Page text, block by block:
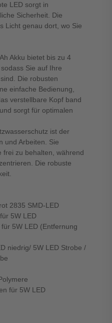
LED sorgt in
Sicherheit. Die
Licht genau dort, wo Sie
Akku bietet bis zu 4
Sie auf Ihre
Die robusten
einfache Bedienung,
verstellbare Kopf band
sorgt für optimalen
ist der
und Arbeiten. Sie
frei zu behalten, während
Die robuste
2835 SMD-LED
5W LED
5W LED (Entfernung
niedrig/ 5W LED Strobe /
für 5W LED